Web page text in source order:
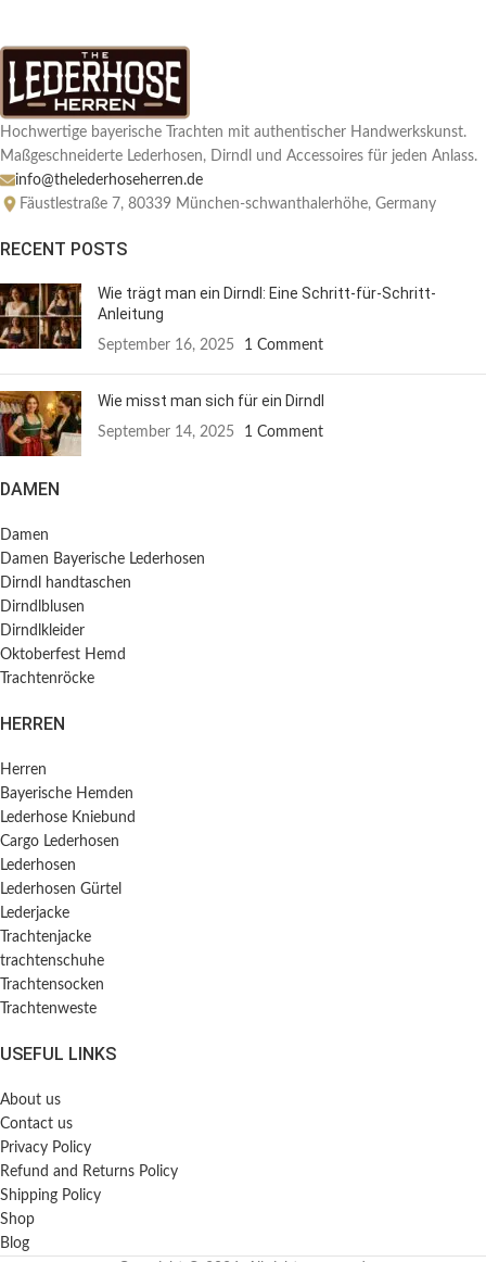
Hochwertige bayerische Trachten mit authentischer Handwerkskunst.
Maßgeschneiderte Lederhosen, Dirndl und Accessoires für jeden Anlass.
info@thelederhoseherren.de
Fäustlestraße 7, 80339 München-schwanthalerhöhe, Germany
RECENT POSTS
Wie trägt man ein Dirndl: Eine Schritt-für-Schritt-
Anleitung
September 16, 2025 1 Comment
Wie misst man sich für ein Dirndl
September 14, 2025 1 Comment
DAMEN
Damen
Damen Bayerische Lederhosen
Dirndl handtaschen
Dirndlblusen
Dirndlkleider
Oktoberfest Hemd
Trachtenröcke
HERREN
Herren
Bayerische Hemden​
Lederhose Kniebund
Cargo Lederhosen
Lederhosen
Lederhosen Gürtel
Lederjacke
Trachtenjacke
trachtenschuhe
Trachtensocken
Trachtenweste
USEFUL LINKS
About us
Contact us
Privacy Policy
Refund and Returns Policy
Shipping Policy
Shop
Blog